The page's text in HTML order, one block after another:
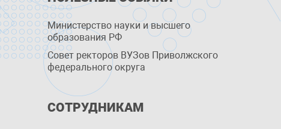
Министерство науки и высшего
образования РФ
Совет ректоров ВУЗов Приволжского
федерального округа
СОТРУДНИКАМ